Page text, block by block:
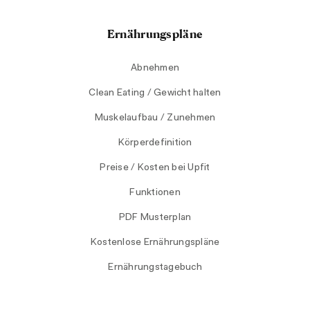
Ernährungspläne
Abnehmen
Clean Eating / Gewicht halten
Muskelaufbau / Zunehmen
Körperdefinition
Preise / Kosten bei Upfit
Funktionen
PDF Musterplan
Kostenlose Ernährungspläne
Ernährungstagebuch